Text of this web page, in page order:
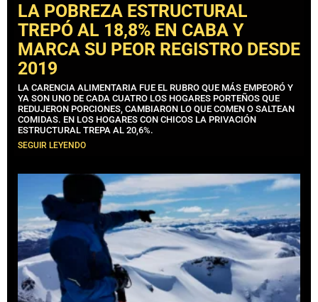
LA POBREZA ESTRUCTURAL
TREPÓ AL 18,8% EN CABA Y
MARCA SU PEOR REGISTRO DESDE
2019
LA CARENCIA ALIMENTARIA FUE EL RUBRO QUE MÁS EMPEORÓ Y
YA SON UNO DE CADA CUATRO LOS HOGARES PORTEÑOS QUE
REDUJERON PORCIONES, CAMBIARON LO QUE COMEN O SALTEAN
COMIDAS. EN LOS HOGARES CON CHICOS LA PRIVACIÓN
ESTRUCTURAL TREPA AL 20,6%.
SEGUIR LEYENDO